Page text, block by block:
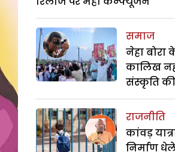
समाज
नेहा बोरा
कालिख
संस्कृति
राजनीति
कांवड़
निर्माण